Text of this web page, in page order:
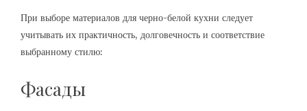
При выборе материалов для черно-белой кухни следует
учитывать их практичность, долговечность и соответствие
выбранному стилю:
Фасады